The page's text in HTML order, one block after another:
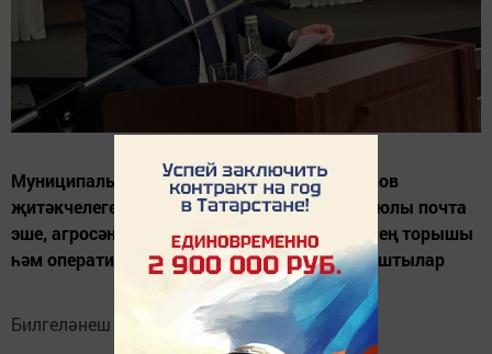
Муниципаль район башлыгы Дмитрий Иванов
җитәкчелегендәге киңәшмә-планеркада бу юлы почта
эше, агросәнәгать комплексындагы эшләрнең торышы
һәм оператив вәзгыять турында фикер алыштылар
Билгеләнеш